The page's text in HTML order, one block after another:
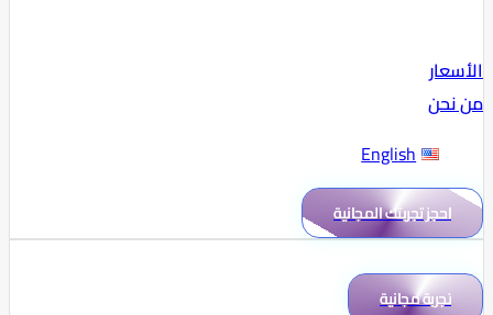
الأسعار
من نحن
English
احجز تجربتك المجانية
تجربة مجانية